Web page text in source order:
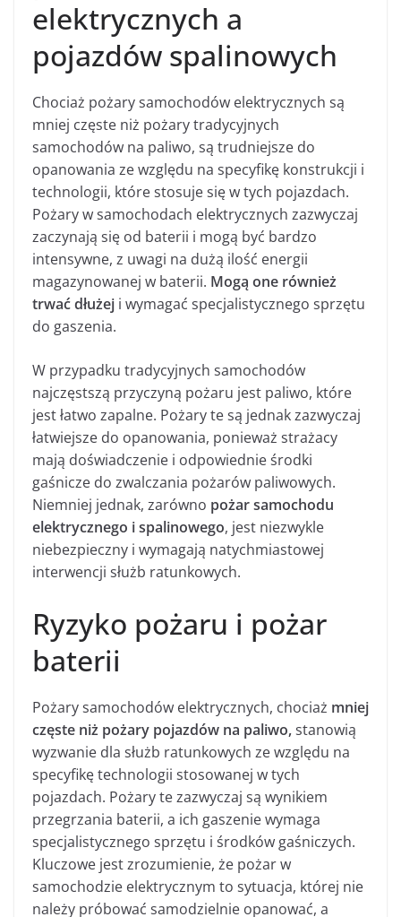
elektrycznych a
pojazdów spalinowych
Chociaż pożary samochodów elektrycznych są
mniej częste niż pożary tradycyjnych
samochodów na paliwo, są trudniejsze do
opanowania ze względu na specyfikę konstrukcji i
technologii, które stosuje się w tych pojazdach.
Pożary w samochodach elektrycznych zazwyczaj
zaczynają się od baterii i mogą być bardzo
intensywne, z uwagi na dużą ilość energii
magazynowanej w baterii. Mogą one również
trwać dłużej i wymagać specjalistycznego sprzętu
do gaszenia.
W przypadku tradycyjnych samochodów
najczęstszą przyczyną pożaru jest paliwo, które
jest łatwo zapalne. Pożary te są jednak zazwyczaj
łatwiejsze do opanowania, ponieważ strażacy
mają doświadczenie i odpowiednie środki
gaśnicze do zwalczania pożarów paliwowych.
Niemniej jednak, zarówno pożar samochodu
elektrycznego i spalinowego, jest niezwykle
niebezpieczny i wymagają natychmiastowej
interwencji służb ratunkowych.
Ryzyko pożaru i pożar
baterii
Pożary samochodów elektrycznych, chociaż mniej
częste niż pożary pojazdów na paliwo,stanowią
wyzwanie dla służb ratunkowych ze względu na
specyfikę technologii stosowanej w tych
pojazdach. Pożary te zazwyczaj są wynikiem
przegrzania baterii, a ich gaszenie wymaga
specjalistycznego sprzętu i środków gaśniczych.
Kluczowe jest zrozumienie, że pożar w
samochodzie elektrycznym to sytuacja, której nie
należy próbować samodzielnie opanować, a